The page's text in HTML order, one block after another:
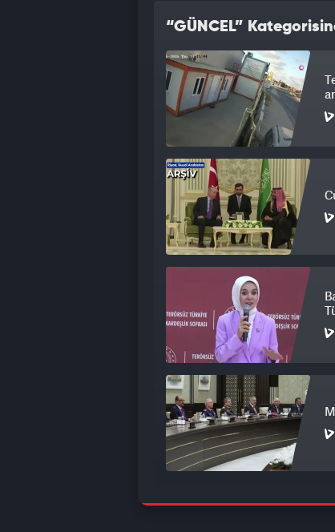
“GÜNCEL”